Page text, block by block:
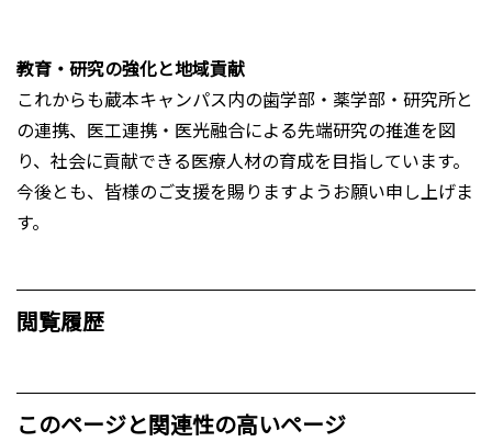
教育・研究の強化と地域貢献
これからも蔵本キャンパス内の歯学部・薬学部・研究所と
の連携、医工連携・医光融合による先端研究の推進を図
り、社会に貢献できる医療人材の育成を目指しています。
今後とも、皆様のご支援を賜りますようお願い申し上げま
す。
閲覧履歴
このページと関連性の高いページ